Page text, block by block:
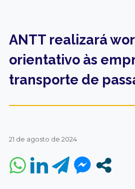
ANTT realizará
orientativo às
transporte de
21 de agosto de 2024